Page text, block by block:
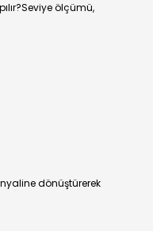
ölçümü,
dönüştürerek